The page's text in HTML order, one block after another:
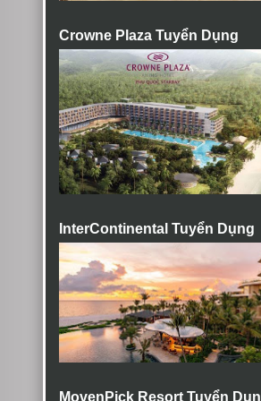
Crowne Plaza Tuyển Dụng
InterContinental Tuyển Dụng
MovenPick Resort Tuyển